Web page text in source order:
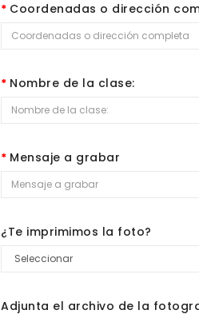
Coordenadas o dirección
Nombre de la clase:
Mensaje a grabar
¿Te imprimimos la foto?
Adjunta el archivo de la